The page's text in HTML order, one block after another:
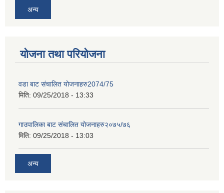
अन्य
योजना तथा परियोजना
वडा बाट संचालित योजनाहरु2074/75
मिति: 09/25/2018 - 13:33
गाउपालिका बाट संचालित योजनाहरु२०७५/७६
मिति: 09/25/2018 - 13:03
अन्य